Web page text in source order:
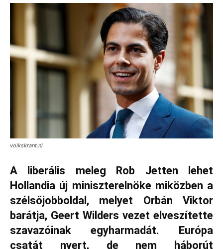
volkskrant.nl
A liberális meleg Rob Jetten lehet
Hollandia új miniszterelnöke miközben a
szélsőjobboldal, melyet Orbán Viktor
barátja, Geert Wilders vezet elveszítette
szavazóinak egyharmadát. Európa
csatát nyert, de nem háborút